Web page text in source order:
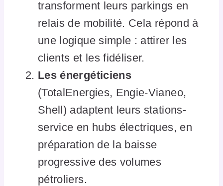
transforment leurs parkings en
relais de mobilité. Cela répond à
une logique simple : attirer les
clients et les fidéliser.
Les énergéticiens
(TotalEnergies, Engie-Vianeo,
Shell) adaptent leurs stations-
service en hubs électriques, en
préparation de la baisse
progressive des volumes
pétroliers.